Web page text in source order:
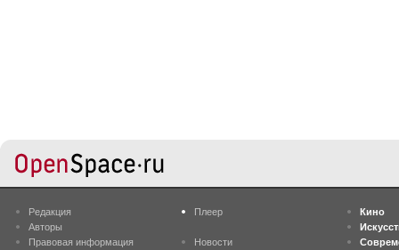
Редакция
Авторы
Правовая информация
Плеер
Новости
Кино